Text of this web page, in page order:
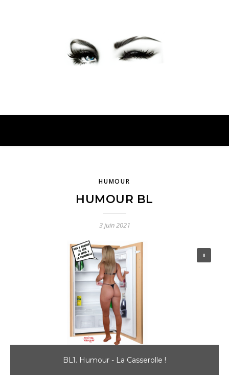
HUMOUR
HUMOUR BL
3 juin 2021
BL1. Humour - La Casserolle !